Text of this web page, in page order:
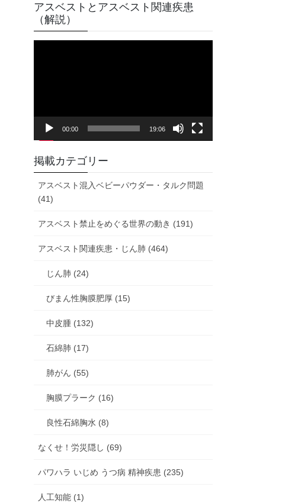
アスベストとアスベスト関連疾患
（解説）
ヤ
00:00 19:06
掲載カテゴリー
アスベスト混入ベビーパウダー・タルク問題
(41)
アスベスト禁止をめぐる世界の動き (191)
アスベスト関連疾患・じん肺 (464)
じん肺 (24)
びまん性胸膜肥厚 (15)
中皮腫 (132)
石綿肺 (17)
肺がん (55)
胸膜プラーク (16)
良性石綿胸水 (8)
なくせ！労災隠し (69)
パワハラ いじめ うつ病 精神疾患 (235)
人工知能 (1)